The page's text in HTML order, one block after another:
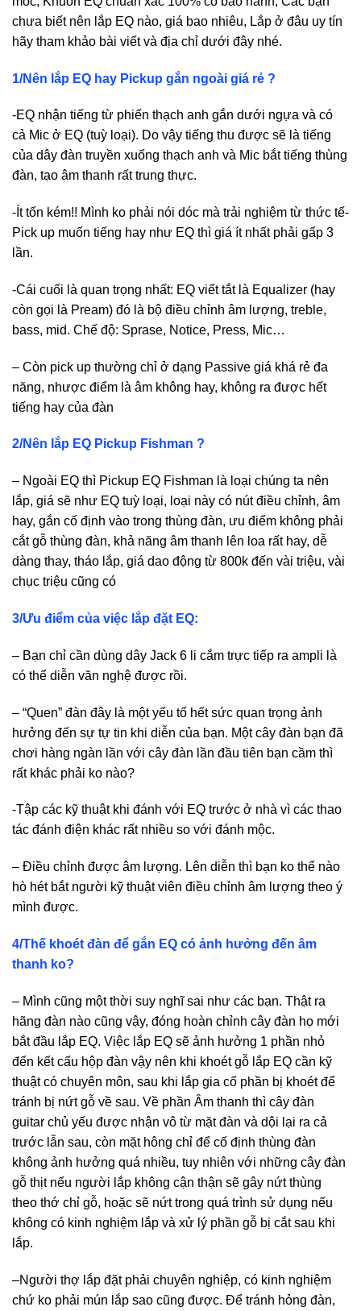
chưa biết nên lắp EQ nào, giá bao nhiêu, Lắp ở đâu uy tín
hãy tham khảo bài viết và địa chỉ dưới đây nhé.
1/Nên lắp EQ hay Pickup gắn ngoài giá rẻ ?
-EQ nhận tiếng từ phiến thạch anh gắn dưới ngựa và có
cả Mic ở EQ (tuỳ loại). Do vậy tiếng thu được sẽ là tiếng
của dây đàn truyền xuống thạch anh và Mic bắt tiếng thùng
đàn, tạo âm thanh rất trung thực.
-Ít tốn kém!! Mình ko phải nói dóc mà trải nghiệm từ thức tế-
Pick up muốn tiếng hay như EQ thì giá ít nhất phải gấp 3
lần.
-Cái cuối là quan trọng nhất: EQ viết tắt là Equalizer (hay
còn gọi là Pream) đó là bộ điều chỉnh âm lượng, treble,
bass, mid. Chế độ: Sprase, Notice, Press, Mic…
– Còn pick up thường chỉ ở dạng Passive giá khá rẻ đa
năng, nhược điểm là âm không hay, không ra được hết
tiếng hay của đàn
2/Nên lắp EQ Pickup Fishman ?
– Ngoài EQ thì Pickup EQ Fishman là loại chúng ta nên
lắp, giá sẽ như EQ tuỳ loại, loại này có nút điều chỉnh, âm
hay, gắn cố định vào trong thùng đàn, ưu điểm không phải
cắt gỗ thùng đàn, khả năng âm thanh lên loa rất hay, dễ
dàng thay, tháo lắp, giá dao động từ 800k đến vài triệu, vài
chục triệu cũng có
3/Ưu điểm của việc lắp đặt EQ:
– Bạn chỉ cần dùng dây Jack 6 li cắm trực tiếp ra ampli là
có thể diễn văn nghệ được rồi.
– “Quen” đàn đây là một yếu tố hết sức quan trọng ảnh
hưởng đến sự tự tin khi diễn của bạn. Một cây đàn bạn đã
chơi hàng ngàn lần với cây đàn lần đầu tiên bạn cầm thì
rất khác phải ko nào?
-Tập các kỹ thuật khi đánh với EQ trước ở nhà vì các thao
tác đánh điện khác rất nhiều so với đánh mộc.
– Điều chỉnh được âm lượng. Lên diễn thì bạn ko thể nào
hò hét bắt người kỹ thuật viên điều chỉnh âm lượng theo ý
mình được.
4/Thế khoét đàn để gắn EQ có ảnh hưởng đến âm
thanh ko?
– Mình cũng một thời suy nghĩ sai như các bạn. Thật ra
hãng đàn nào cũng vậy, đóng hoàn chỉnh cây đàn họ mới
bắt đầu lắp EQ. Việc lắp EQ sẽ ảnh hưởng 1 phần nhỏ
đến kết cấu hộp đàn vậy nên khi khoét gỗ lắp EQ cần kỹ
thuật có chuyên môn, sau khi lắp gia cố phần bị khoét để
tránh bị nứt gỗ về sau. Về phần Âm thanh thì cây đàn
guitar chủ yếu được nhận vô từ mặt đàn và dội lại ra cả
trước lẫn sau, còn mặt hông chỉ để cố định thùng đàn
không ảnh hưởng quá nhiều, tuy nhiên với những cây đàn
gỗ thịt nếu người lắp không cận thận sẽ gây nứt thùng
theo thớ chỉ gỗ, hoặc sẽ nứt trong quá trình sử dụng nếu
không có kinh nghiệm lắp và xử lý phần gỗ bị cắt sau khi
lắp.
–Người thợ lắp đặt phải chuyên nghiệp, có kinh nghiệm
chứ ko phải mún lắp sao cũng được. Để tránh hỏng đàn,